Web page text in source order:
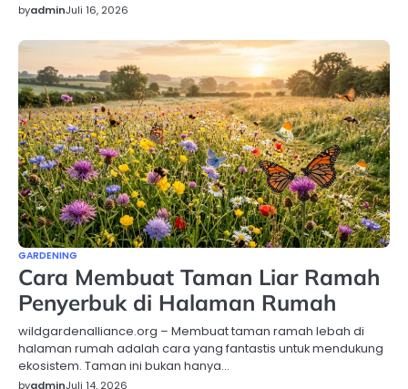
byadminJuli 16, 2026
GARDENING
Cara Membuat Taman Liar Ramah
Penyerbuk di Halaman Rumah
wildgardenalliance.org – Membuat taman ramah lebah di
halaman rumah adalah cara yang fantastis untuk mendukung
ekosistem. Taman ini bukan hanya…
byadminJuli 14, 2026